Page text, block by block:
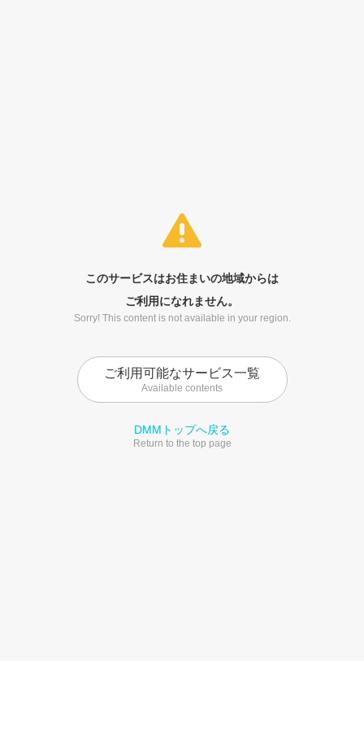
このサービスはお住まいの地域からは
ご利用になれません。
Sorry! This content is not available in your region.
ご利用可能なサービス一覧
Available contents
DMMトップへ戻る
Return to the top page